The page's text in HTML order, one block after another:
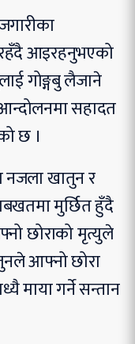
आइरहनुभएको
गोङ्गबु लैजाने
सहादत
छ ।
नजला खातुन र
मुर्छित हुँदै
छोराको मृत्युले
आफ्नो छोरा
माया गर्ने सन्तान